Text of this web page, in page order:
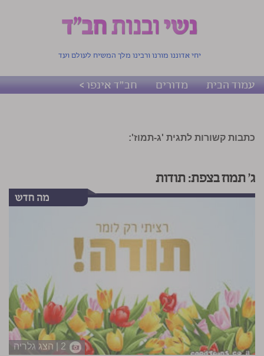
יחי אדוננו מורנו ורבינו מלך המשיח לעולם ועד
עמוד הבית מדורים חב"ד אינפו >
כתבות קשורות לתגית 'ג-תמוז':
ג' תמוז בצפת: תודות
2 | הצג גלריה